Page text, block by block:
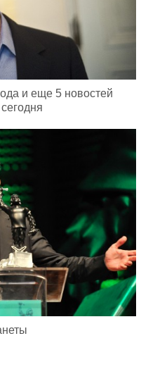
и еще 5 новостей